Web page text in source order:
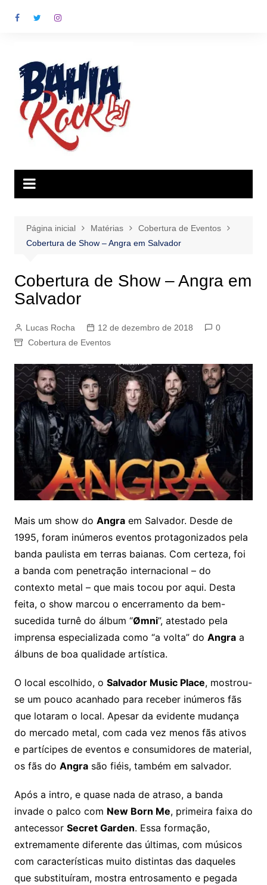
para
Página inicial Matérias
Cobertura de Eventos
Cobertura de Show – Angra em Salvador
Cobertura de Show – Angra em
Salvador
Lucas Rocha 12 de dezembro de 2018
0
Cobertura de Eventos
Mais um show do Angraem Salvador. Desde de
1995, foram inúmeros eventos protagonizados pela
banda paulista em terras baianas. Com certeza, foi
a banda com penetração internacional – do
contexto metal – que mais tocou por aqui. Desta
feita, o show marcou o encerramento da bem-
sucedida turnê do álbum “Ømni”, atestado pela
imprensa especializada como “a volta” do Angraa
álbuns de boa qualidade artística.
O local escolhido, o Salvador Music Place, mostrou-
se um pouco acanhado para receber inúmeros fãs
que lotaram o local. Apesar da evidente mudança
do mercado metal, com cada vez menos fãs ativos
e partícipes de eventos e consumidores de material,
os fãs do Angrasão fiéis, também em salvador.
Após a intro, e quase nada de atraso, a banda
invade o palco com New Born Me, primeira faixa do
antecessor Secret Garden. Essa formação,
extremamente diferente das últimas, com músicos
com características muito distintas das daqueles
que substituíram, mostra entrosamento e pegada